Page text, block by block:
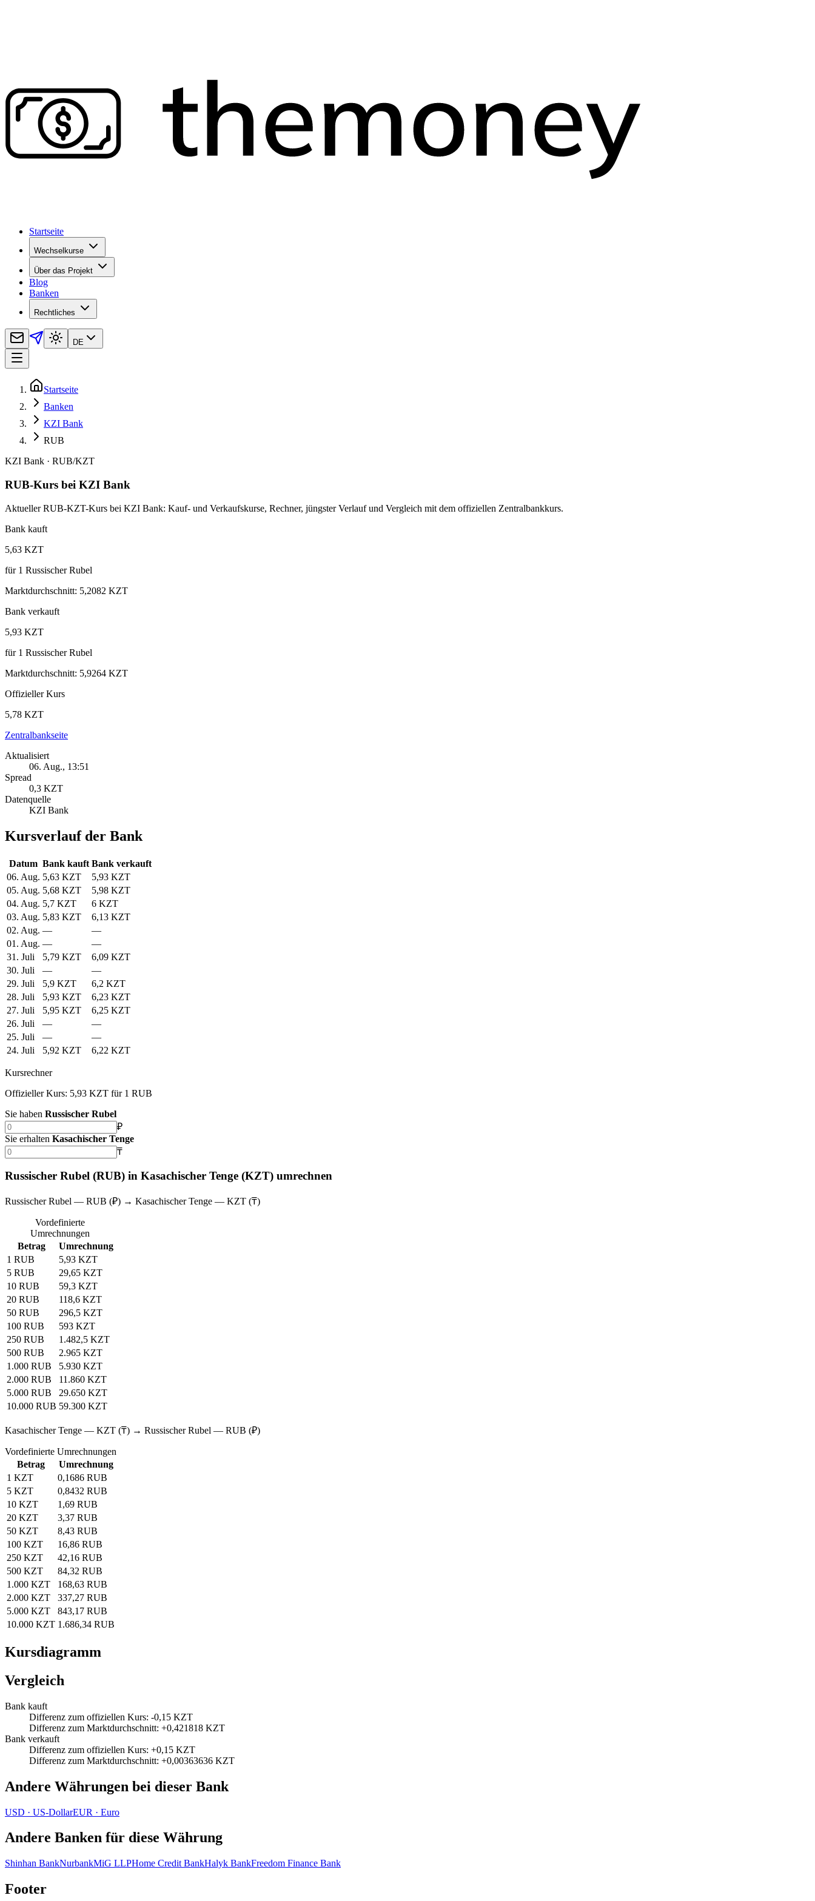
Startseite
Wechselkurse
Über das Projekt
Blog
Banken
Rechtliches
DE
Startseite
Banken
KZI Bank
RUB
KZI Bank · RUB/KZT
RUB-Kurs bei KZI Bank
Aktueller RUB-KZT-Kurs bei KZI Bank: Kauf- und Verkaufskurse, Rechner, jüngster Verlauf und Vergleich mit dem offiziellen Zentralbankkurs.
Bank kauft
5,63 KZT
für1 Russischer Rubel
Marktdurchschnitt: 5,2082 KZT
Bank verkauft
5,93 KZT
für1 Russischer Rubel
Marktdurchschnitt: 5,9264 KZT
Offizieller Kurs
5,78 KZT
Zentralbankseite
Aktualisiert
06. Aug., 13:51
Spread
0,3 KZT
Datenquelle
KZI Bank
Kursverlauf der Bank
Datum Bank kauft Bank verkauft
06. Aug. 5,63 KZT
5,93 KZT
05. Aug. 5,68 KZT
5,98 KZT
04. Aug. 5,7 KZT
6 KZT
03. Aug. 5,83 KZT
6,13 KZT
02. Aug. —
—
01. Aug. —
—
31. Juli
5,79 KZT
6,09 KZT
30. Juli
—
—
29. Juli
5,9 KZT
6,2 KZT
28. Juli
5,93 KZT
6,23 KZT
27. Juli
5,95 KZT
6,25 KZT
26. Juli
—
—
25. Juli
—
—
24. Juli
5,92 KZT 6,22 KZT
Kursrechner
Offizieller Kurs: 5,93 KZT für 1 RUB
Sie haben Russischer Rubel
₽
Sie erhalten Kasachischer Tenge
₸
Russischer Rubel (RUB) in Kasachischer Tenge (KZT) umrechnen
Russischer Rubel — RUB (₽) → Kasachischer Tenge — KZT (₸)
Vordefinierte
Umrechnungen
Betrag
Umrechnung
1 RUB
5,93 KZT
5 RUB
29,65 KZT
10 RUB
59,3 KZT
20 RUB
118,6 KZT
50 RUB
296,5 KZT
100 RUB
593 KZT
250 RUB
1.482,5 KZT
500 RUB
2.965 KZT
1.000 RUB
5.930 KZT
2.000 RUB
11.860 KZT
5.000 RUB
29.650 KZT
10.000 RUB 59.300 KZT
Kasachischer Tenge — KZT (₸) → Russischer Rubel — RUB (₽)
Vordefinierte Umrechnungen
Betrag
Umrechnung
1 KZT
0,1686 RUB
5 KZT
0,8432 RUB
10 KZT
1,69 RUB
20 KZT
3,37 RUB
50 KZT
8,43 RUB
100 KZT
16,86 RUB
250 KZT
42,16 RUB
500 KZT
84,32 RUB
1.000 KZT
168,63 RUB
2.000 KZT
337,27 RUB
5.000 KZT
843,17 RUB
10.000 KZT 1.686,34 RUB
Kursdiagramm
Vergleich
Bank kauft
Differenz zum offiziellen Kurs: -0,15 KZT
Differenz zum Marktdurchschnitt: +0,421818 KZT
Bank verkauft
Differenz zum offiziellen Kurs: +0,15 KZT
Differenz zum Marktdurchschnitt: +0,00363636 KZT
Andere Währungen bei dieser Bank
USD · US‑DollarEUR · Euro
Andere Banken für diese Währung
Shinhan BankNurbankMiG LLPHome Credit BankHalyk BankFreedom Finance Bank
Footer